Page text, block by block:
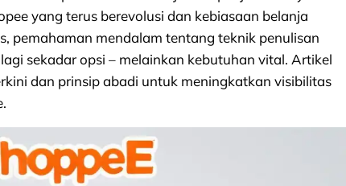
yang terus berevolusi dan kebiasaan belanja
pemahaman mendalam tentang teknik penulisan
sekadar opsi – melainkan kebutuhan vital. Artikel
dan prinsip abadi untuk meningkatkan visibilitas